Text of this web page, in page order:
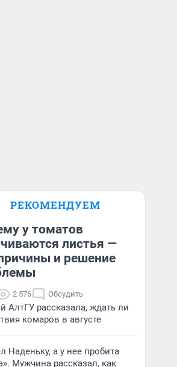
РЕКОМЕНДУЕМ
у томатов
листья —
и решение
2 576 Обсудить
АлтГУ рассказала, ждать ли
комаров в августе
Наденьку, а у нее пробита
Мужчина рассказал, как